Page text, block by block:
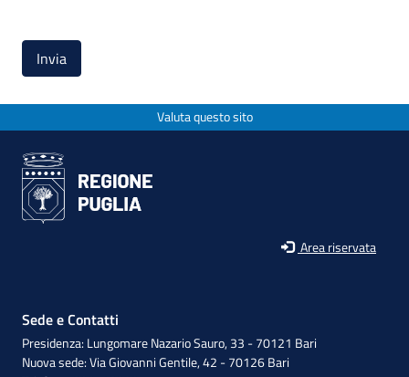
Invia
Valuta questo sito
Area riservata
Sede e Contatti
Presidenza: Lungomare Nazario Sauro, 33 - 70121 Bari
Nuova sede: Via Giovanni Gentile, 42 - 70126 Bari